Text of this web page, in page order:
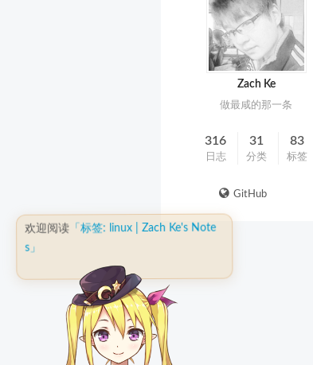
Zach Ke
做最咸的那一条
316
日志
31
分类
83
标签
GitHub
欢迎阅读 「标签: linux | Zach Ke's Note
s」